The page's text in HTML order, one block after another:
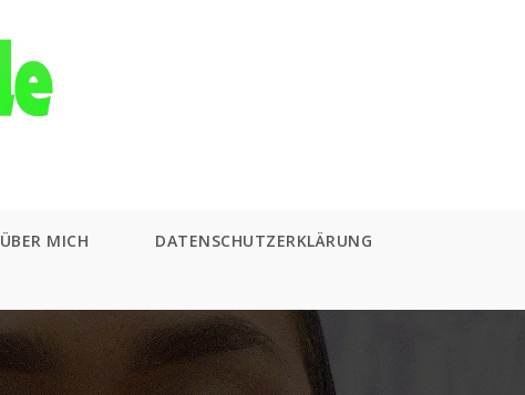
ÜBER MICH DATENSCHUTZERKLÄRUNG